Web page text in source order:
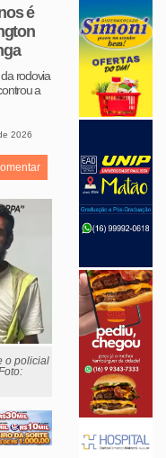
é
rodovia
a
2026
o policial